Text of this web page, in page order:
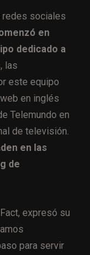
redes sociales
en
dedicado a
las
este equipo
en inglés
Telemundo en
de televisión.
en las
de
expresó su
para servir